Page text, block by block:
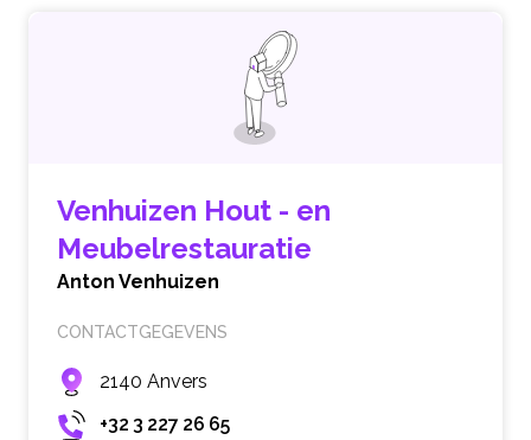
Venhuizen Hout - en
Meubelrestauratie
Anton Venhuizen
CONTACTGEGEVENS
2140 Anvers
+32 3 227 26 65